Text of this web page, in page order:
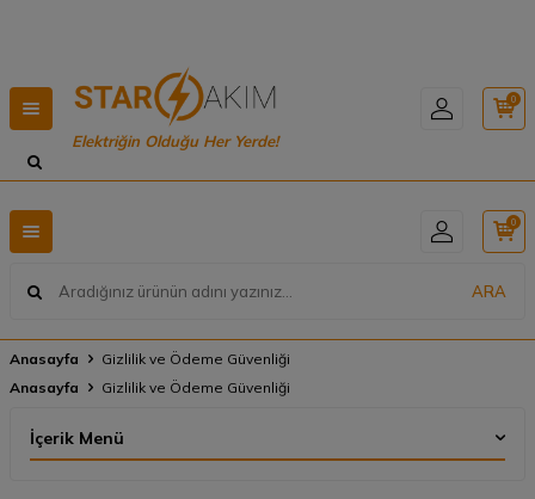
Elektriğin Olduğu Her Yerde!
0
ARA
0
Anasayfa
Gizlilik ve Ödeme Güvenliği
Anasayfa
Gizlilik ve Ödeme Güvenliği
İçerik Menü